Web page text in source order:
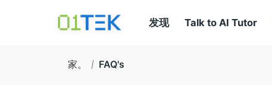
发现 Talk to AI Tutor
家。 FAQ's